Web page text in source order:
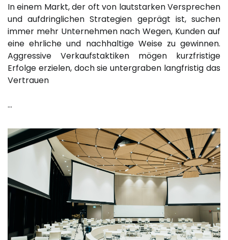
In einem Markt, der oft von lautstarken Versprechen
und aufdringlichen Strategien geprägt ist, suchen
immer mehr Unternehmen nach Wegen, Kunden auf
eine ehrliche und nachhaltige Weise zu gewinnen.
Aggressive Verkaufstaktiken mögen kurzfristige
Erfolge erzielen, doch sie untergraben langfristig das
Vertrauen
…